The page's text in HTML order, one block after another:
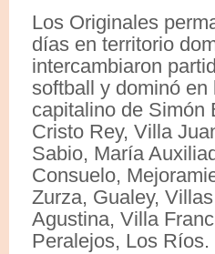
Los Originales
días en territorio
intercambiaron
softball y dominó en
capitalino de Simón
Cristo Rey, Villa
Sabio, María
Consuelo,
Zurza, Gualey,
Agustina, Villa
Peralejos, Los Ríos.